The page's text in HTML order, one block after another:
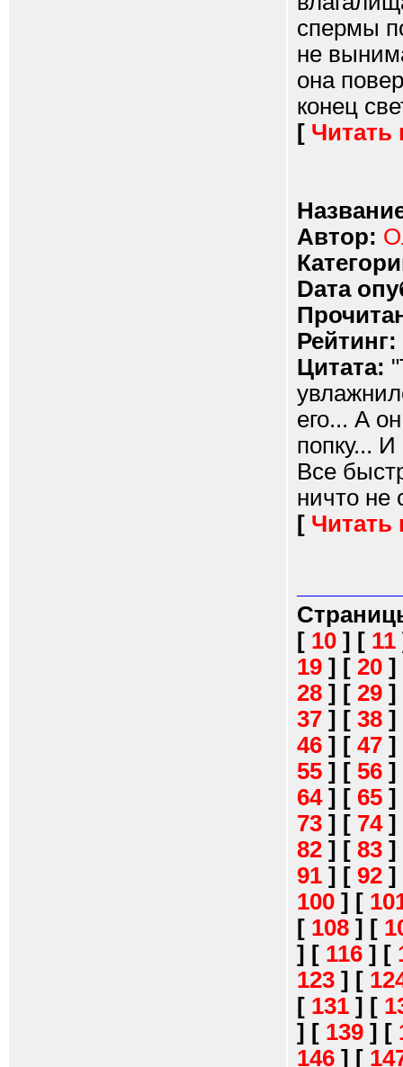
спермы
не
она
конец
[ Читать
Автор:
Dата
Рейтинг:
Цитата:
его... А
попку...
Все
ничто не
[ Читать
[ 10 ] [ 11
19 ] [ 20 ]
28 ] [ 29 ]
37 ] [ 38 ]
46 ] [ 47 ]
55 ] [ 56 ]
64] [ 65 ]
73 ] [ 74]
82 ] [ 83 ]
91 ] [ 92 ]
100 ] [
[ 108 ] [
] [ 116 ] [
123 ] [
[ 131 ] [
] [ 139 ] [
146 ] [